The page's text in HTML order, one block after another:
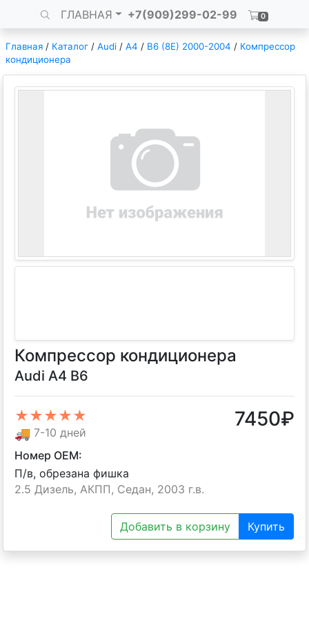
ГЛАВНАЯ +7(909)299-02-99 0
Главная / Каталог / Audi / A4 / B6 (8E) 2000-2004 / Компрессор
кондиционера
Компрессор кондиционера
Audi A4 B6
★★★★★
🚚 7-10 дней
7450₽
Номер OEM:
П/в, обрезана фишка
2.5 Дизель, АКПП, Седан, 2003 г.в.
Добавить в корзину Купить